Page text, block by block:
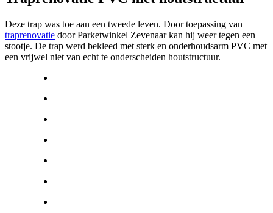
Deze trap was toe aan een tweede leven. Door toepassing van
traprenovatie door Parketwinkel Zevenaar kan hij weer tegen een
stootje. De trap werd bekleed met sterk en onderhoudsarm PVC met
een vrijwel niet van echt te onderscheiden houtstructuur.